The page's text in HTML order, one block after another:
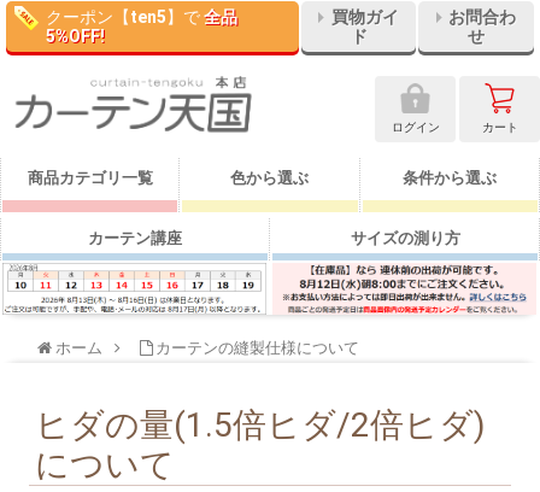
クーポン【ten5】で全品
5%OFF!
買物ガイ
ド
お問合わ
せ
ログイン カート
商品カテゴリ一覧 色から選ぶ 条件から選ぶ
カーテン講座 サイズの測り方
ホーム カーテンの縫製仕様について
ヒダの量(1.5倍ヒダ/2倍ヒダ)
について